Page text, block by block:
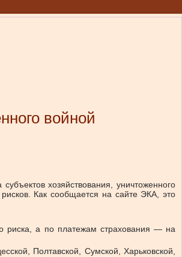
войной
хозяйствования, уничтоженного
Как сообщается на сайте ЭКА, это
риска, а по платежам страхования — на
Полтавской, Сумской, Харьковской,